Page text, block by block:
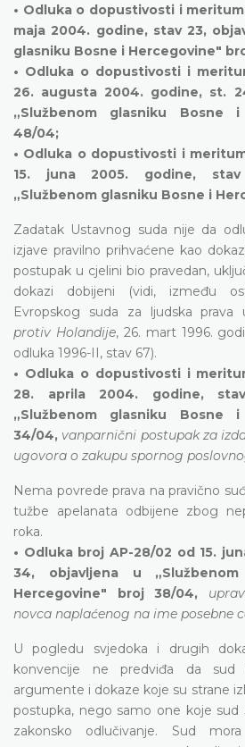
• Odluka o dopustivosti i
maja 2004. godine, stav 23,
glasniku Bosne i Hercegovine"
• Odluka o dopustivosti i
26. augusta 2004. godine, st.
„Službenom glasniku Bosne
48/04;
• Odluka o dopustivosti i
15. juna 2005. godine,
„Službenom glasniku Bosne i
Zadatak Ustavnog suda nije da
izjave pravilno prihvaćene kao
postupak u cjelini bio pravedan,
dokazi dobijeni (vidi, između
Evropskog suda za ljudska
protiv Holandije, 26. mart 1996.
odluka 1996-II, stav 67).
• Odluka o dopustivosti i
28. aprila 2004. godine,
„Službenom glasniku Bosne
34/04, vanparnični postupak za
ugovora o zakupu spornog
Nema povrede prava na pravično
tužbe apelanata odbijene zbog
roka.
• Odluka broj AP-28/02 od 15.
34, objavljena u
Hercegovine" broj 38/04,
novca naplaćenog na ime posebne
U pogledu svjedoka i drugih
konvencije ne predviđa da sud
argumente i dokaze koje su strane
postupka, nego samo one koje sud
zakonsko odlučivanje. Sud